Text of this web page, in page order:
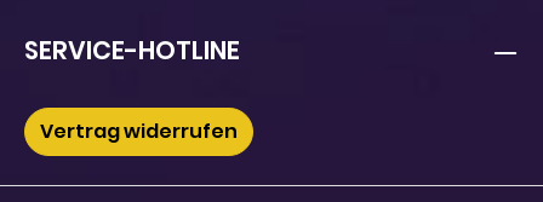
SERVICE-HOTLINE
Vertrag widerrufen